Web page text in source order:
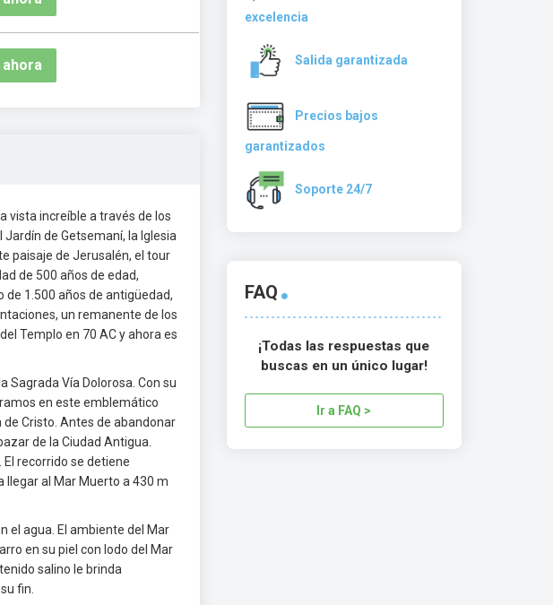
vista increíble a través de los
de Getsemaní, la Iglesia
paisaje de Jerusalén, el tour
de 500 años de edad,
de 1.500 años de antigüedad,
un remanente de los
Templo en 70 AC y ahora es
Sagrada Vía Dolorosa. Con su
en este emblemático
Cristo. Antes de abandonar
de la Ciudad Antigua.
recorrido se detiene
llegar al Mar Muerto a 430 m
el agua. El ambiente del Mar
en su piel con lodo del Mar
salino le brinda
fin.
excelencia
Salida garantizada
Precios bajos
garantizados
Soporte 24/7
FAQ
¡Todas las respuestas que
buscas en un único lugar!
Ir a FAQ >